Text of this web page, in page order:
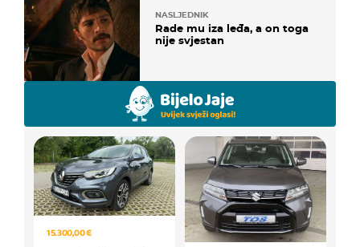
NASLJEDNIK
Rade mu iza leđa, a on toga
nije svjestan
15.300,00 €